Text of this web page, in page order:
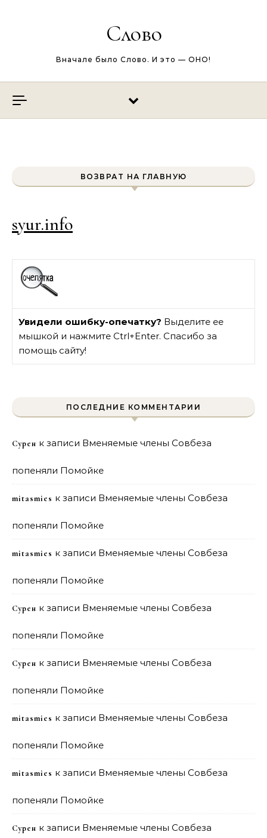
Слово
Вначале было Слово. И это — ОНО!
ВОЗВРАТ НА ГЛАВНУЮ
syur.info
Увидели ошибку-опечатку? Выделите ее
мышкой и нажмите Ctrl+Enter. Спасибо за
помощь сайту!
ПОСЛЕДНИЕ КОММЕНТАРИИ
Сурен к записи Вменяемые члены Совбеза
попеняли Помойке
mitasmies к записи Вменяемые члены Совбеза
попеняли Помойке
mitasmies к записи Вменяемые члены Совбеза
попеняли Помойке
Сурен к записи Вменяемые члены Совбеза
попеняли Помойке
Сурен к записи Вменяемые члены Совбеза
попеняли Помойке
mitasmies к записи Вменяемые члены Совбеза
попеняли Помойке
mitasmies к записи Вменяемые члены Совбеза
попеняли Помойке
Сурен к записи Вменяемые члены Совбеза